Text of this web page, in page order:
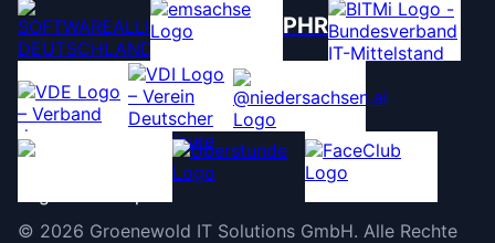
PHR
© 2026 Groenewold IT Solutions GmbH. Alle Rechte